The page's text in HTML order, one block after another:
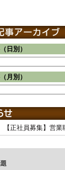
日別）
月別）
【正社員募集】営